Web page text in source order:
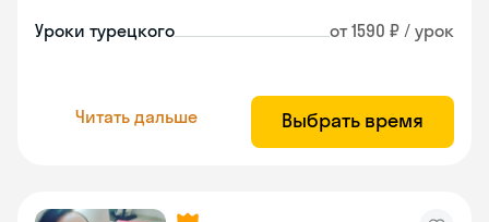
Уроки турецкого от 1590 ₽ / урок
Читать дальше Выбрать время